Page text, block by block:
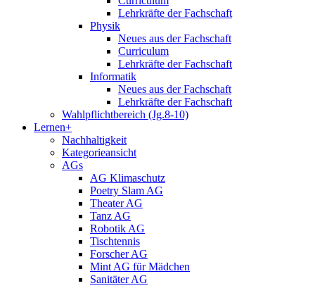
Lehrkräfte der Fachschaft
Physik
Neues aus der Fachschaft
Curriculum
Lehrkräfte der Fachschaft
Informatik
Neues aus der Fachschaft
Lehrkräfte der Fachschaft
Wahlpflichtbereich (Jg.8-10)
Lernen+
Nachhaltigkeit
Kategorieansicht
AGs
AG Klimaschutz
Poetry Slam AG
Theater AG
Tanz AG
Robotik AG
Tischtennis
Forscher AG
Mint AG für Mädchen
Sanitäter AG